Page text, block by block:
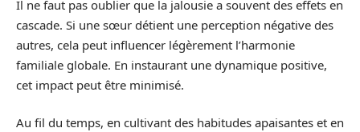
Il ne faut pas oublier que la jalousie a souvent des effets en
cascade. Si une sœur détient une perception négative des
autres, cela peut influencer légèrement l’harmonie
familiale globale. En instaurant une dynamique positive,
cet impact peut être minimisé.
Au fil du temps, en cultivant des habitudes apaisantes et en